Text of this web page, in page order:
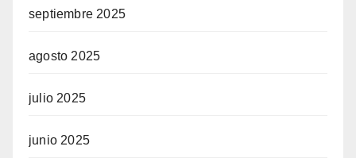
siteler
septiembre 2025
agosto 2025
julio 2025
junio 2025